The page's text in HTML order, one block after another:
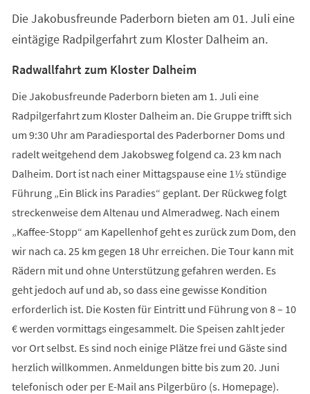
neuen
Tab)
Die Jakobusfreunde Paderborn bieten am 01. Juli eine
eintägige Radpilgerfahrt zum Kloster Dalheim an.
Radwallfahrt zum Kloster Dalheim
Die Jakobusfreunde Paderborn bieten am 1. Juli eine
Radpilgerfahrt zum Kloster Dalheim an. Die Gruppe trifft sich
um 9:30 Uhr am Paradiesportal des Paderborner Doms und
radelt weitgehend dem Jakobsweg folgend ca. 23 km nach
Dalheim. Dort ist nach einer Mittagspause eine 1½ stündige
Führung „Ein Blick ins Paradies“ geplant. Der Rückweg folgt
streckenweise dem Altenau und Almeradweg. Nach einem
„Kaffee-Stopp“ am Kapellenhof geht es zurück zum Dom, den
wir nach ca. 25 km gegen 18 Uhr erreichen. Die Tour kann mit
Rädern mit und ohne Unterstützung gefahren werden. Es
geht jedoch auf und ab, so dass eine gewisse Kondition
erforderlich ist. Die Kosten für Eintritt und Führung von 8 – 10
€ werden vormittags eingesammelt. Die Speisen zahlt jeder
vor Ort selbst. Es sind noch einige Plätze frei und Gäste sind
herzlich willkommen. Anmeldungen bitte bis zum 20. Juni
telefonisch oder per E-Mail ans Pilgerbüro (s. Homepage).